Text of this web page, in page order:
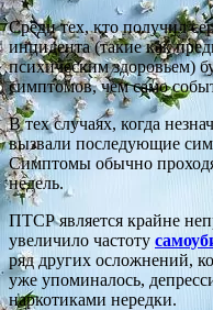
Среди тех, кто получил
инцидента (такие как
психическим здоровьем)
симптомов, чем само
В тех случаях, когда
вызвали последующие
Симптомы обычно
недель.
ПТСР является крайне
увеличило частоту
ряд других осложнений,
уже упоминалось,
наркотиками нередки.